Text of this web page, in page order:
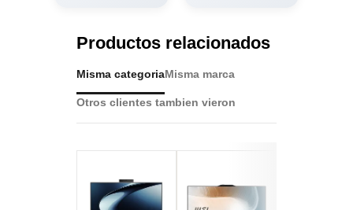
Productos relacionados
Misma categoriaMisma marca
Otros clientes tambien vieron